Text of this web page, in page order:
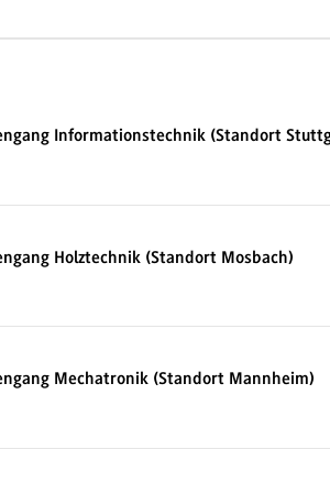
Informationstechnik (Standort
Holztechnik (Standort Mosbach)
Mechatronik (Standort Mannheim)